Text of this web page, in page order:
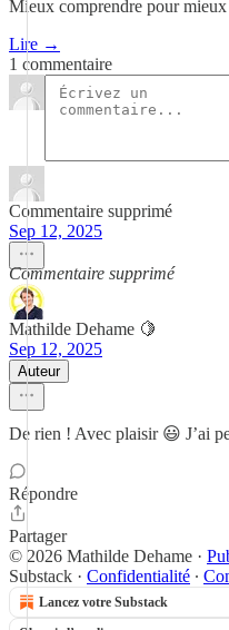
Mieux comprendre pour
Lire →
1 commentaire
Commentaire supprimé
Sep 12, 2025
Commentaire supprimé
Mathilde Dehame 🍋
Sep 12, 2025
Auteur
De rien ! Avec plaisir 😃 J’ai
Répondre
Partager
© 2026 Mathilde Dehame ·
Substack · Confidentialité ∙
Lancez votre Substack